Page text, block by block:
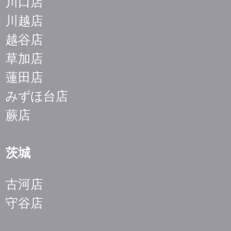
川越店
越谷店
草加店
蓮田店
みずほ台店
蕨店
茨城
古河店
守谷店